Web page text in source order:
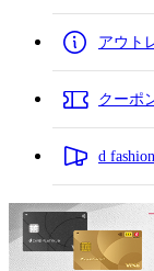
アウト
クーポ
d